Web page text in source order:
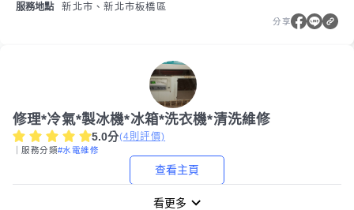
服務地點
新北市、新北市板橋區
分享
修理*冷氣*製冰機*冰箱*洗衣機*清洗維修
5.0分(4則評價)
｜服務分類#水電維修
查看主頁
看更多